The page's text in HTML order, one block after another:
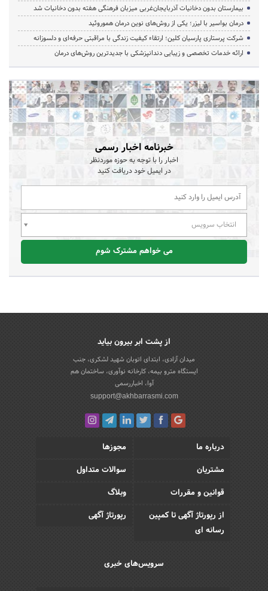
بیمارستان بدون دخانیات آذربایجان‌غربی میزبان فرهنگی هفته بدون دخانیات شد
درمان بواسیر با لیزر؛ یکی از روش‌های نوین درمان هموروئید
شرکت پرستاری پارسیان کلین؛ ارتقاء کیفیت زندگی با مراقبتی حرفه‌ای و دلسوزانه
ارائه خدمات تخصصی و زیبایی دندانپزشکی با جدیدترین روش‌های درمان
خبرنامه اخبار رسمی
اخبار را با توجه به حوزه موردنظر
در ایمیل خود دریافت کنید
انتخاب سرویس
می خواهم مشترک شوم
از پشت ابر بیرون بیاید
میدان آزادی، ابتدای اتوبان شهید لشکری، جنب
ایستگاه مترو بیمه، کارخانه نوآوری، ساختمان هم
آوا، اخباررسمی
support@akhbarrasmi.com
درباره ما
مجوزها
مشتریان
سوالات متداول
قوانین و مقررات
وبلاگ
از رپورتاژ آگهی تا کمپین
رسانه ای
رپورتاژ آگهی
سرویس‌های خبری